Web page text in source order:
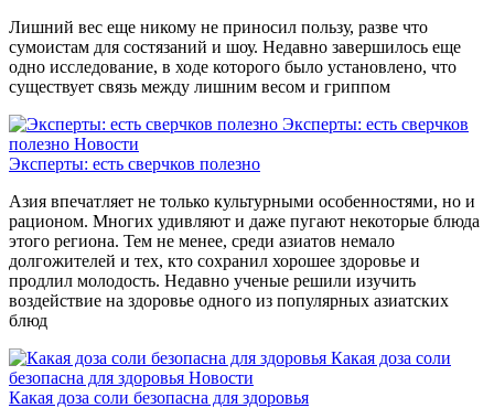
Лишний вес еще никому не приносил пользу, разве что
сумоистам для состязаний и шоу. Недавно завершилось еще
одно исследование, в ходе которого было установлено, что
существует связь между лишним весом и гриппом
Эксперты: есть сверчков
полезно Новости
Эксперты: есть сверчков полезно
Азия впечатляет не только культурными особенностями, но и
рационом. Многих удивляют и даже пугают некоторые блюда
этого региона. Тем не менее, среди азиатов немало
долгожителей и тех, кто сохранил хорошее здоровье и
продлил молодость. Недавно ученые решили изучить
воздействие на здоровье одного из популярных азиатских
блюд
Какая доза соли
безопасна для здоровья Новости
Какая доза соли безопасна для здоровья